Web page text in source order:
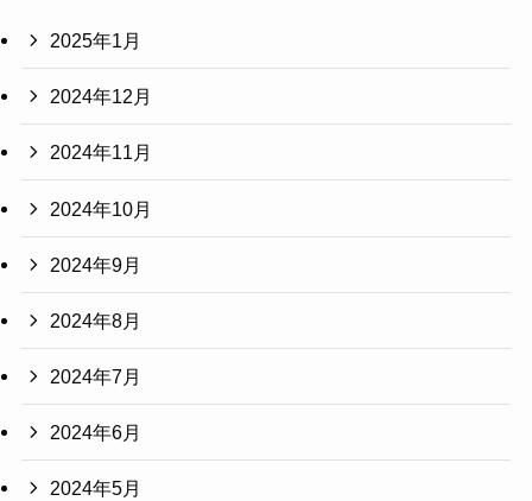
2025年1月
2024年12月
2024年11月
2024年10月
2024年9月
2024年8月
2024年7月
2024年6月
2024年5月